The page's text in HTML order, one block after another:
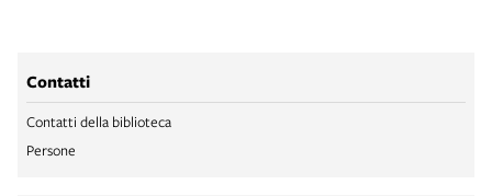
Contatti
Contatti della biblioteca
Persone